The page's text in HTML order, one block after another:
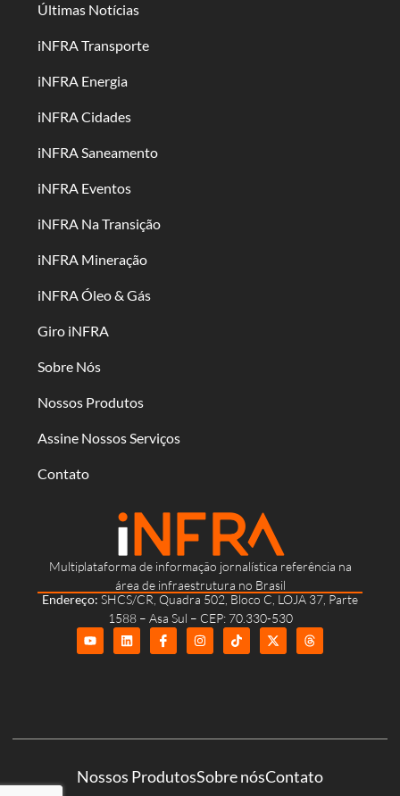
Multiplataforma de informação jornalística referência na
área de infraestrutura no Brasil
Endereço: SHCS/CR, Quadra 502, Bloco C, LOJA 37, Parte
1588 – Asa Sul – CEP: 70.330-530
Últimas Notícias
iNFRA Transporte
iNFRA Energia
iNFRA Cidades
iNFRA Saneamento
iNFRA Eventos
iNFRA Na Transição
iNFRA Mineração
iNFRA Óleo & Gás
Giro iNFRA
Sobre Nós
Nossos Produtos
Assine Nossos Serviços
Contato
Nossos ProdutosSobre nósContato